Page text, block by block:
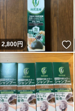
いいね！
2,800円